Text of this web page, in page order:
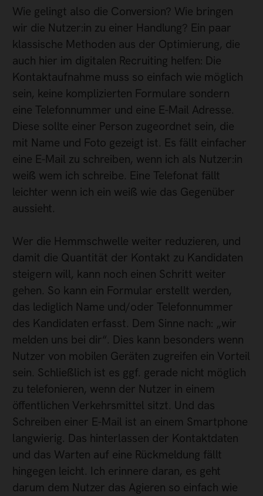
Wie gelingt also die Conversion? Wie bringen
wir die Nutzer:in zu einer Handlung? Ein paar
klassische Methoden aus der Optimierung, die
auch hier im digitalen Recruiting helfen: Die
Kontaktaufnahme muss so einfach wie möglich
sein, keine komplizierten Formulare sondern
eine Telefonnummer und eine E-Mail Adresse.
Diese sollte einer Person zugeordnet sein, die
mit Name und Foto gezeigt ist. Es fällt einfacher
eine E-Mail zu schreiben, wenn ich als Nutzer:in
weiß wem ich schreibe. Eine Telefonat fällt
leichter wenn ich ein weiß wie das Gegenüber
aussieht.
Wer die Hemmschwelle weiter reduzieren, und
damit die Quantität der Kontakt zu Kandidaten
steigern will, kann noch einen Schritt weiter
gehen. So kann ein Formular erstellt werden,
das lediglich Name und/oder Telefonnummer
des Kandidaten erfasst. Dem Sinne nach: „wir
melden uns bei dir“. Dies kann besonders wenn
Nutzer von mobilen Geräten zugreifen ein Vorteil
sein. Schließlich ist es ggf. gerade nicht möglich
zu telefonieren, wenn der Nutzer in einem
öffentlichen Verkehrsmittel sitzt. Und das
Schreiben einer E-Mail ist an einem Smartphone
langwierig. Das hinterlassen der Kontaktdaten
und das Warten auf eine Rückmeldung fällt
hingegen leicht. Ich erinnere daran, es geht
darum dem Nutzer das Agieren so einfach wie